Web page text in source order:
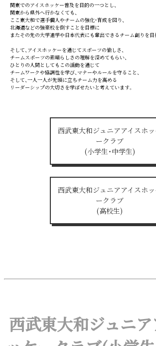
関東でのアイスホッケー普及を目的の一つとし、
関東から県外へ行かなくても、
ここ東大和で選手個人やチームの強化・育成を図り、
北海道などの強豪校を倒すことを目標に
またその先の大学進学や日本代表にも輩出できるチーム創りを目
そして、アイスホッケーを通じてスポーツの愉しさ、
チームスポーツの素晴らしさの理解を深めてもらい、
ひとりの人間としてもこの活動を通じて
チームワークや協調性を学び、マナーやルールを守ること、
そして、一人一人が先頭に立ちチーム力を高める
リーダーシップの大切さを学ばせたいと考えています。
西武東大和ジュニアアイスホッ
ークラブ
(小学生・中学生)
西武東大和ジュニアアイスホッ
ークラブ
(高校生)
西武東大和ジュニ